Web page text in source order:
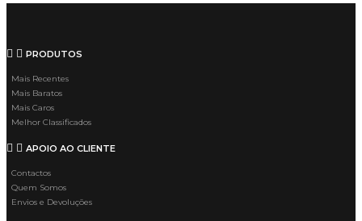
PRODUTOS
Mais Recentes
Mais Baratos
Mais Caros
Melhor Classificados
APOIO AO CLIENTE
Contactos
Quem Somos
Envios e Devoluções